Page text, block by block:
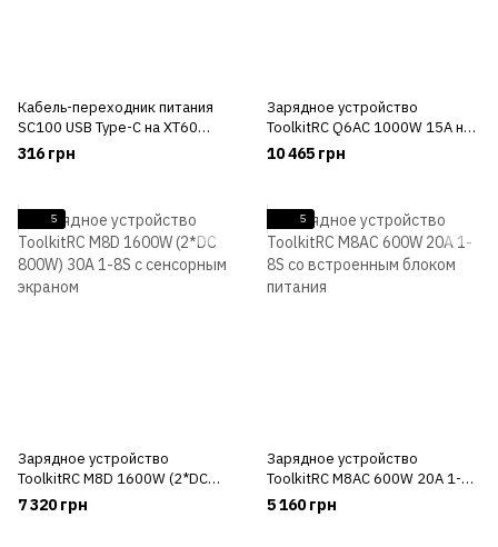
Кабель-переходник питания
SC100 USB Type-C на XT60
50см
316 грн
Зарядное устройство
ToolkitRC Q6AC 1000W 15A на
4 канала 1-6S
10 465 грн
5
Зарядное устройство
ToolkitRC M8D 1600W (2*DC
800W) 30A 1-8S с сенсорным
экраном
7 320 грн
5
Зарядное устройство
ToolkitRC M8AC 600W 20A 1-8S
со встроенным блоком
питания
5 160 грн